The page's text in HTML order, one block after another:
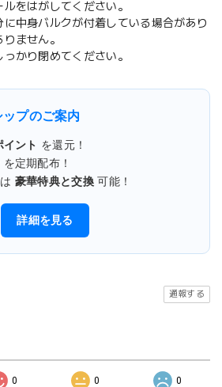
をはがしてください。
中身バルクが付着している場合があり
ません。
かり閉めてください。
プのご案内
イント を還元！
を定期配布！
豪華特典と交換 可能！
詳細を見る
通報する
0 0 0